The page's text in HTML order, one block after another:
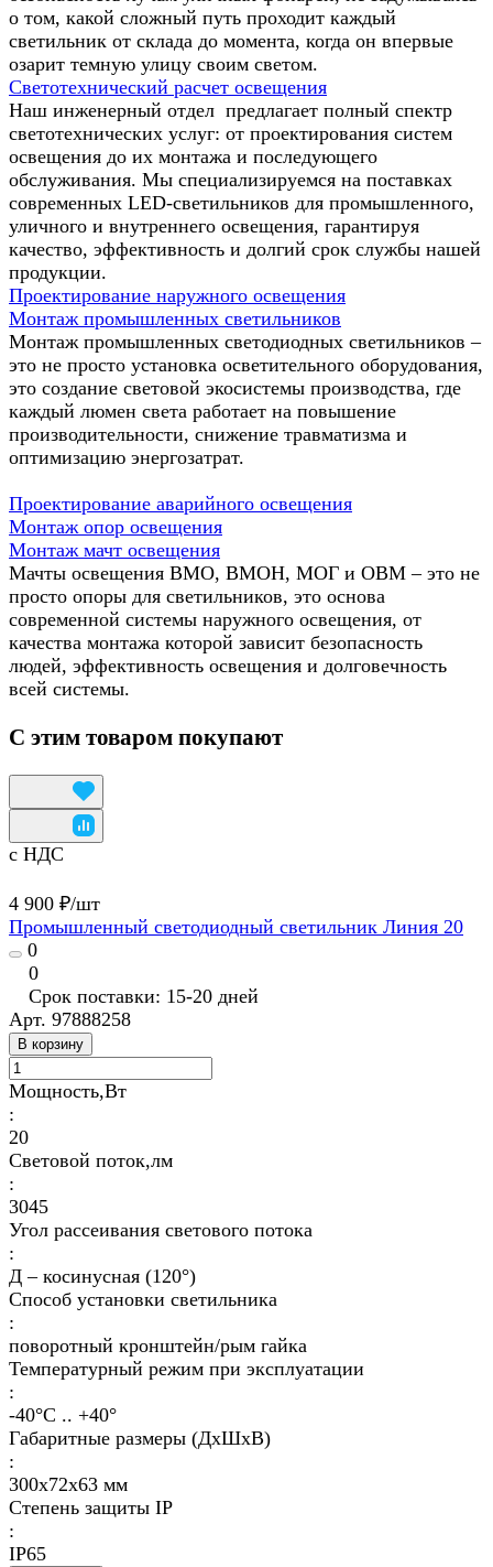
о том, какой сложный путь проходит каждый
светильник от склада до момента, когда он впервые
озарит темную улицу своим светом.
Светотехнический расчет освещения
Наш инженерный отдел предлагает полный спектр
светотехнических услуг: от проектирования систем
освещения до их монтажа и последующего
обслуживания. Мы специализируемся на поставках
современных LED-светильников для промышленного,
уличного и внутреннего освещения, гарантируя
качество, эффективность и долгий срок службы нашей
продукции.
Проектирование наружного освещения
Монтаж промышленных светильников
Монтаж промышленных светодиодных светильников –
это не просто установка осветительного оборудования,
это создание световой экосистемы производства, где
каждый люмен света работает на повышение
производительности, снижение травматизма и
оптимизацию энергозатрат.
Проектирование аварийного освещения
Монтаж опор освещения
Монтаж мачт освещения
Мачты освещения ВМО, ВМОН, МОГ и ОВМ – это не
просто опоры для светильников, это основа
современной системы наружного освещения, от
качества монтажа которой зависит безопасность
людей, эффективность освещения и долговечность
всей системы.
С этим товаром покупают
с НДС
4 900 ₽/шт
Промышленный светодиодный светильник Линия 20
0
0
Срок поставки: 15-20 дней
Арт. 97888258
В корзину
Мощность,Вт
:
20
Световой поток,лм
:
3045
Угол рассеивания светового потока
:
Д – косинусная (120°)
Способ установки светильника
:
поворотный кронштейн/рым гайка
Температурный режим при эксплуатации
:
-40°С .. +40°
Габаритные размеры (ДхШхВ)
:
300х72х63 мм
Степень защиты IP
:
IP65